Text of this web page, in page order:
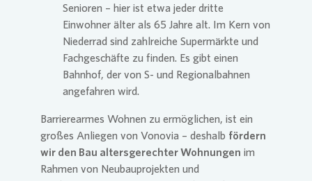
Senioren – hier ist etwa jeder dritte
Einwohner älter als 65 Jahre alt. Im Kern von
Niederrad sind zahlreiche Supermärkte und
Fachgeschäfte zu finden. Es gibt einen
Bahnhof, der von S- und Regionalbahnen
angefahren wird.
Barrierearmes Wohnen zu ermöglichen, ist ein
großes Anliegen von Vonovia – deshalb fördern
wir den Bau altersgerechter Wohnungen im
Rahmen von Neubauprojekten und